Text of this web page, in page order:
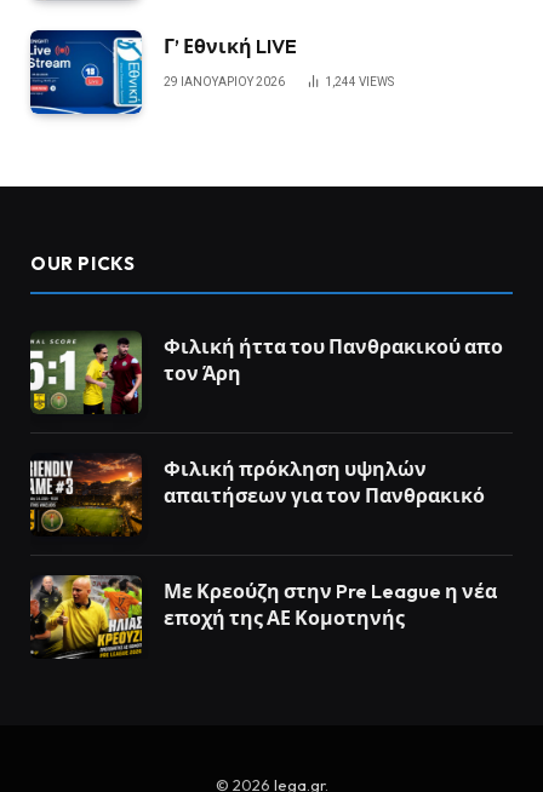
Γ’ Εθνική LIVE
29 ΙΑΝΟΥΑΡΊΟΥ 2026 1,244 VIEWS
OUR PICKS
Φιλική ήττα του Πανθρακικού απο
τον Άρη
Φιλική πρόκληση υψηλών
απαιτήσεων για τον Πανθρακικό
Με Κρεούζη στην Pre League η νέα
εποχή της ΑΕ Κομοτηνής
© 2026 lega.gr.